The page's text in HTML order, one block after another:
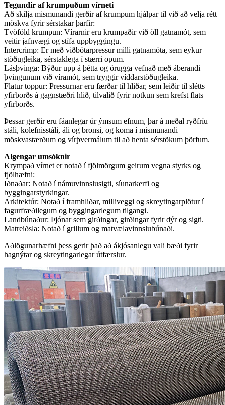
Tegundir af krumpuðum vírneti
Að skilja mismunandi gerðir af krumpum hjálpar til við að velja rétt
möskva fyrir sérstakar þarfir:
Tvöföld krumpun: Vírarnir eru krumpaðir við öll gatnamót, sem
veitir jafnvægi og stífa uppbyggingu.
Intercrimp: Er með viðbótarpressur milli gatnamóta, sem eykur
stöðugleika, sérstaklega í stærri opum.
Lásþvinga: Býður upp á þétta og örugga vefnað með áberandi
þvingunum við víramót, sem tryggir víddarstöðugleika.
Flatur toppur: Pressurnar eru færðar til hliðar, sem leiðir til slétts
yfirborðs á gagnstæðri hlið, tilvalið fyrir notkun sem krefst flats
yfirborðs.
Þessar gerðir eru fáanlegar úr ýmsum efnum, þar á meðal ryðfríu
stáli, kolefnisstáli, áli og bronsi, og koma í mismunandi
möskvastærðum og vírþvermálum til að henta sérstökum þörfum.
Algengar umsóknir
Krympað vírnet er notað í fjölmörgum geirum vegna styrks og
fjölhæfni:
Iðnaðar: Notað í námuvinnslusigti, síunarkerfi og
byggingarstyrkingar.
Arkitektúr: Notað í framhliðar, milliveggi og skreytingarplötur í
fagurfræðilegum og byggingarlegum tilgangi.
Landbúnaður: Þjónar sem girðingar, girðingar fyrir dýr og sigti.
Matreiðsla: Notað í grillum og matvælavinnslubúnaði.
Aðlögunarhæfni þess gerir það að ákjósanlegu vali bæði fyrir
hagnýtar og skreytingarlegar útfærslur.